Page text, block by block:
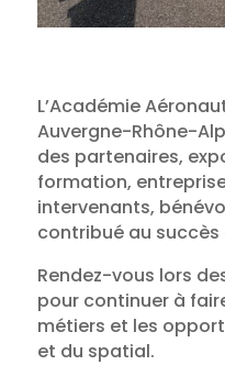
L’Académie
Auvergne-Rhône-
des partenaires,
formation,
intervenants,
contribué au
Rendez-vous lors
pour continuer à
métiers et les
et du spatial.